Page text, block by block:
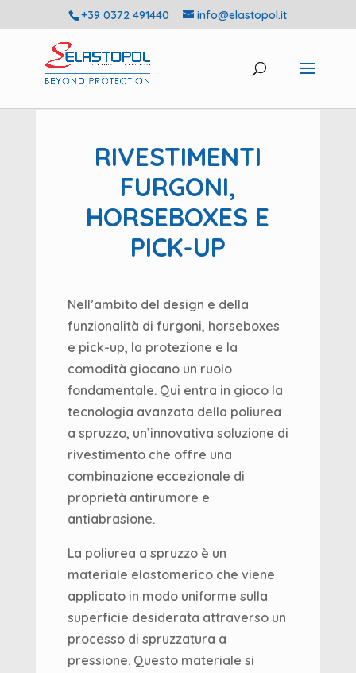
+39 0372 491440 info@elastopol.it
RIVESTIMENTI
FURGONI,
HORSEBOXES E
PICK-UP
Nell’ambito del design e della
funzionalità di furgoni, horseboxes
e pick-up, la protezione e la
comodità giocano un ruolo
fondamentale. Qui entra in gioco la
tecnologia avanzata della poliurea
a spruzzo, un’innovativa soluzione di
rivestimento che offre una
combinazione eccezionale di
proprietà antirumore e
antiabrasione.
La poliurea a spruzzo è un
materiale elastomerico che viene
applicato in modo uniforme sulla
superficie desiderata attraverso un
processo di spruzzatura a
pressione. Questo materiale si